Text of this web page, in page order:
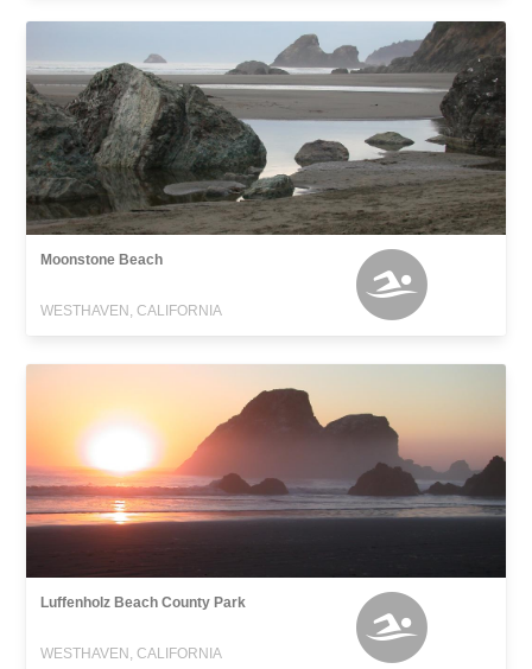
Moonstone Beach
WESTHAVEN, CALIFORNIA
Luffenholz Beach County Park
WESTHAVEN, CALIFORNIA